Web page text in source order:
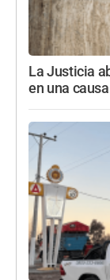
La Justicia
en una